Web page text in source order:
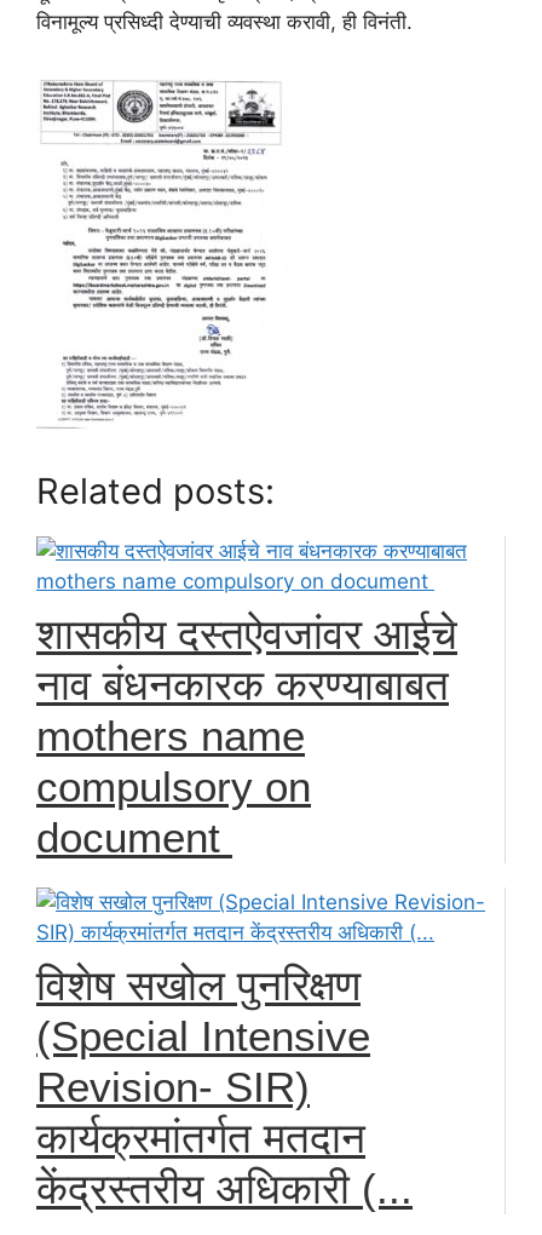
विनामूल्य प्रसिध्दी देण्याची व्यवस्था करावी, ही विनंती.
Related posts:
शासकीय दस्तऐवजांवर आईचे
नाव बंधनकारक करण्याबाबत
mothers name
compulsory on
document
विशेष सखोल पुनरिक्षण
(Special Intensive
Revision- SIR)
कार्यक्रमांतर्गत मतदान
केंद्रस्तरीय अधिकारी (...